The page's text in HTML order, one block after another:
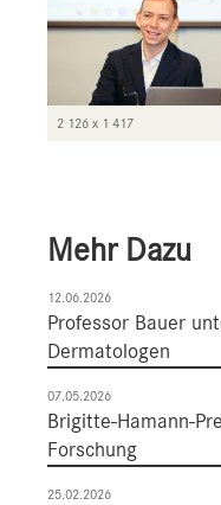
2 126 x 1 417
Mehr Dazu
12.06.2026
Professor Bauer
Dermatologen
07.05.2026
Brigitte-Hamann-
Forschung
25.02.2026